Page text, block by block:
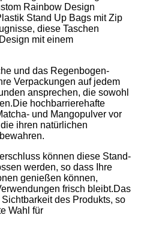
Rainbow Design
Stand Up Bags mit Zip
diese Taschen
mit einem
und das Regenbogen-
Verpackungen auf jedem
ansprechen, die sowohl
hochbarrierehafte
und Mangopulver vor
ihren natürlichen
können diese Stand-
werden, so dass Ihre
genießen können,
frisch bleibt.Das
des Produkts, so
Wahl für